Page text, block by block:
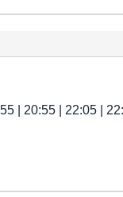
| 20:55 | 22:05 |